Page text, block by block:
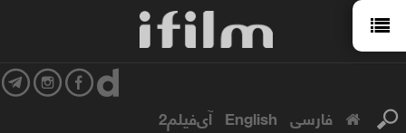
فارسی English آی‌فیلم2